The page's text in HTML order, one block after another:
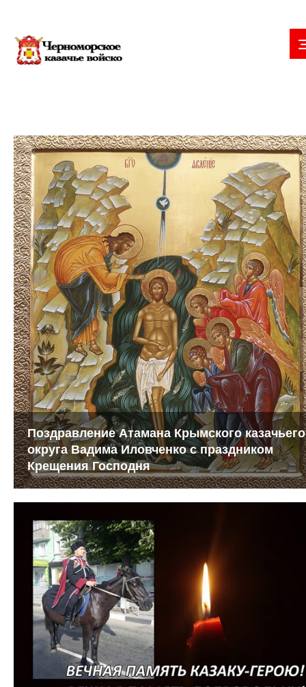
Поздравление Атамана Крымского казачьего
округа Вадима Иловченко с праздником
Крещения Господня